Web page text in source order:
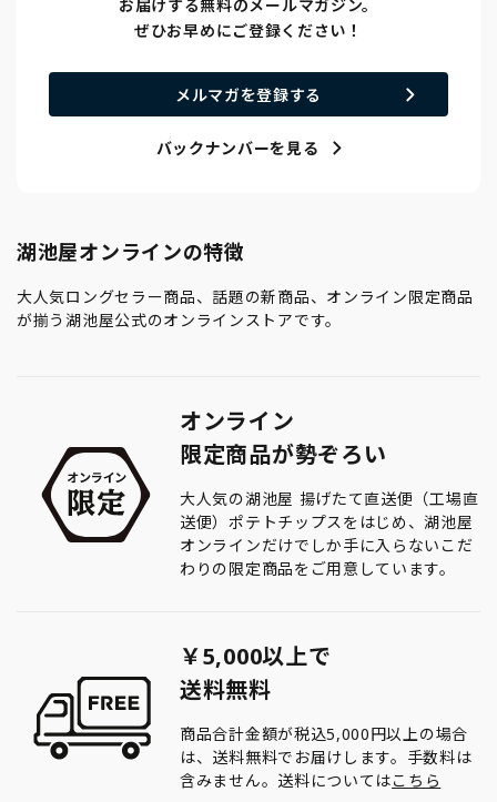
お届けする無料のメールマガジン。
ぜひお早めにご登録ください！
メルマガを登録する
バックナンバーを見る
湖池屋オンラインの特徴
大人気ロングセラー商品、話題の新商品、オンライン限定商品
が揃う湖池屋公式のオンラインストアです。
オンライン
限定商品が勢ぞろい
大人気の湖池屋 揚げたて直送便（工場直
送便）ポテトチップスをはじめ、湖池屋
オンラインだけでしか手に入らないこだ
わりの限定商品をご用意しています。
￥5,000以上で
送料無料
商品合計金額が税込5,000円以上の場合
は、送料無料でお届けします。手数料は
含みません。送料についてはこちら